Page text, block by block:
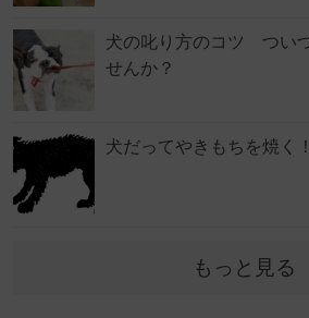
犬の叱り方のコツ つい
せんか？
犬だってやきもちを焼く
もっと見る